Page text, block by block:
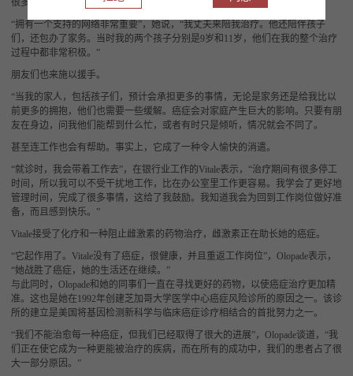
“拥有一个支持的网络非常重要”，她说，“我丈夫来陪我治疗。他还陪伴孩子
们，还包办了家务。当时我的两个孩子分别是9岁和11岁，他们在我的整个治疗
过程中都非常积极。”
朋友们也来施以援手。
“当我的家人，包括孩子们，预计会承担更多的事情，无论是家务还是给我比以
前更多的拥抱，他们也需要一些缓解。癌症会对家庭产生巨大的影响。只要有朋
友在身边，问我他们能帮到什么忙，或者有时只是倾听，情况就会不同了。
甚至连工作也会有帮助。事实上，它成了一种令人愉快的消遣。
“就诊时，我会带着工作去”，在银行业工作的Vitale表示，“治疗期间有很多停工
时间，所以我可以不受干扰地工作，比在办公室里工作更容易。我学会了更好地
管理时间，完成了很多事情，这给了我鼓励。我知道我会为回到工作岗位做好准
备，而且感到快乐。”
Vitale接受了化疗和一种阻止雌激素的药物治疗，雌激素正在助长她的癌症。
“它起作用了。 Vitale没有了癌症，很健康，并且重返工作岗位”，Olopade表示，
“她战胜了癌症，她的生活还在继续。”
与此同时， Olopade和她的同事们一直在寻找更好的药物，以使癌症治疗更加精
准。这也是她在1992年创建芝加哥大学医学中心癌症风险诊所的原因之一。该诊
所的建立是美国将基因检测新科学与临床癌症诊疗相结合的首批努力之一。
“我们不能治愈每一种癌症，但我们已经取得了很大的进展”， Olopade谈道，“我
们正在使它成为一种更能被治疗的疾病，而在所有的成功中，我们的患者占了很
大一部分原因。”